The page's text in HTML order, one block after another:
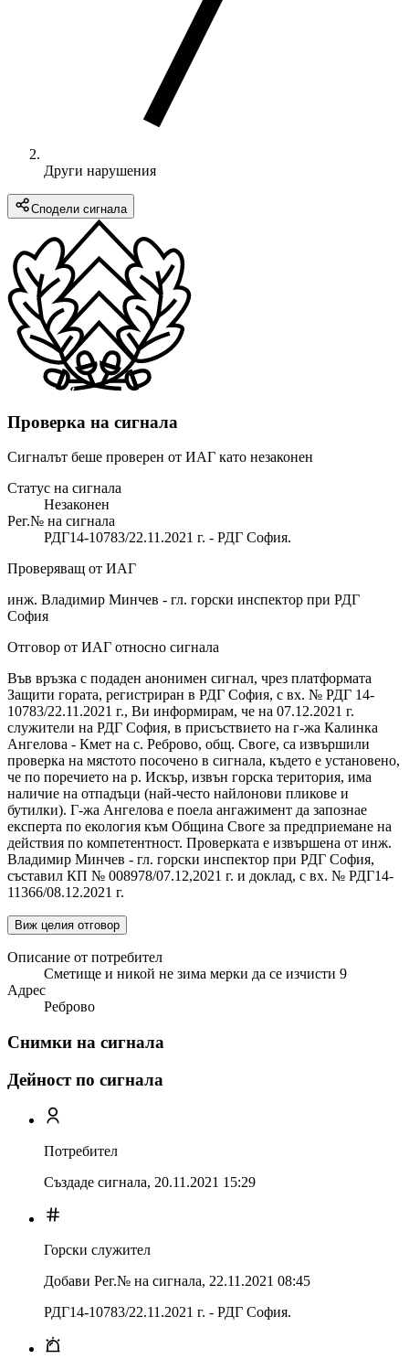
Други нарушения
Сподели сигнала
Проверка на сигнала
Сигналът беше проверен от ИАГ като незаконен
Статус на сигнала
Незаконен
Рег.№ на сигнала
РДГ14-10783/22.11.2021 г. - РДГ София.
Проверяващ от ИАГ
инж. Владимир Минчев - гл. горски инспектор при РДГ
София
Отговор от ИАГ относно сигнала
Във връзка с подаден анонимен сигнал, чрез платформата
Защити гората, регистриран в РДГ София, с вх. № РДГ 14-
10783/22.11.2021 г., Ви информирам, че на 07.12.2021 г.
служители на РДГ София, в присъствието на г-жа Калинка
Ангелова - Кмет на с. Реброво, общ. Своге, са извършили
проверка на мястото посочено в сигнала, където е установено,
че по поречието на р. Искър, извън горска територия, има
наличие на отпадъци (най-често найлонови пликове и
бутилки). Г-жа Ангелова е поела ангажимент да запознае
експерта по екология към Община Своге за предприемане на
действия по компетентност. Проверката е извършена от инж.
Владимир Минчев - гл. горски инспектор при РДГ София,
съставил КП № 008978/07.12,2021 г. и доклад, с вх. № РДГ14-
11366/08.12.2021 г.
Виж целия отговор
Описание от потребител
Сметище и никой не зима мерки да се изчисти 9
Адрес
Реброво
Снимки на сигнала
Дейност по сигнала
Потребител
Създаде сигнала, 20.11.2021 15:29
Горски служител
Добави Рег.№ на сигнала, 22.11.2021 08:45
РДГ14-10783/22.11.2021 г. - РДГ София.